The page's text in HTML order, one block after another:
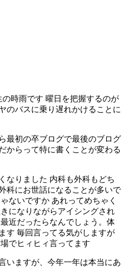
時雨です 曜日を把握するのが
のバスに乗り遅れかけることに
最初の卒ブログで最後のブログ
からって特に書くことが変わる
なりました 内科も外科もどち
科にお世話になることが多いで
ないですか あれってめちゃく
になりながらアイシングされ
近だったらなんでしょう。体
す 毎回言ってる気がしますが
でヒィヒィ言ってます
いますが、今年一年は本当にあ